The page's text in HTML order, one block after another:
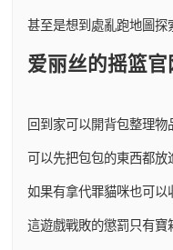
甚至是想到處亂跑地圖探
爱丽丝的摇篮官
回到家可以開背包整理物
可以先把包包的東西都放
如果有拿代罪貓咪也可
這遊戲戰敗的懲罰只有寶